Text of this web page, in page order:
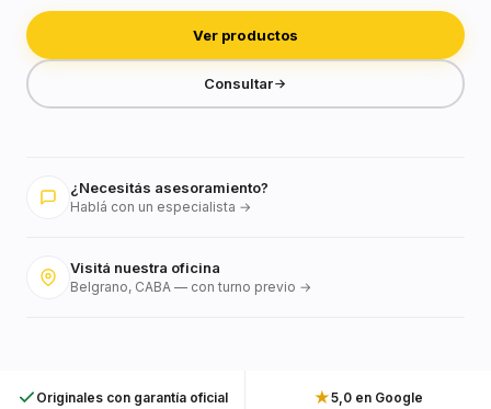
Ver productos
Consultar
¿Necesitás asesoramiento?
Hablá con un especialista →
Visitá nuestra oficina
Belgrano, CABA — con turno previo →
Originales con garantía oficial ★5,0 en Google